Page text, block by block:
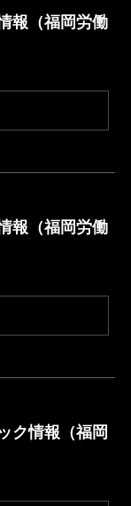
報（福岡労働
報（福岡労働
ク情報（福岡